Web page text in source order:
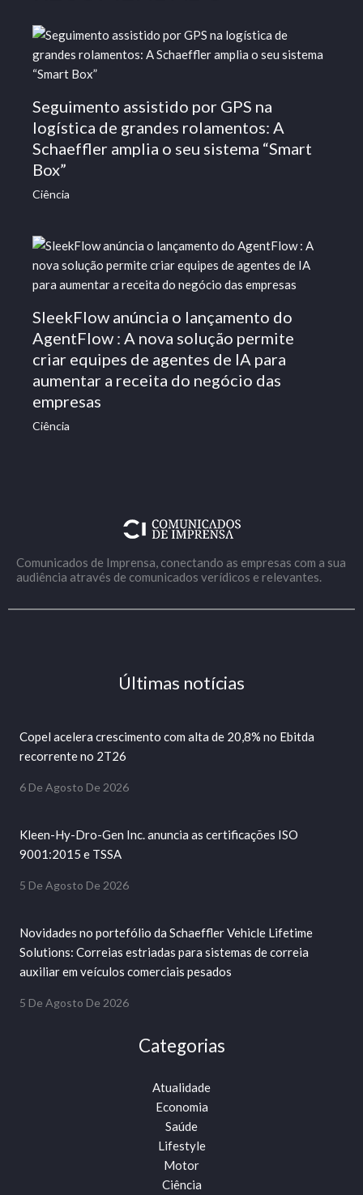
Seguimento assistido por GPS na
logística de grandes rolamentos: A
Schaeffler amplia o seu sistema “Smart
Box”
Ciência
SleekFlow anúncia o lançamento do
AgentFlow : A nova solução permite
criar equipes de agentes de IA para
aumentar a receita do negócio das
empresas
Ciência
Comunicados de Imprensa, conectando as empresas com a sua
audiência através de comunicados verídicos e relevantes.
Últimas notícias
Copel acelera crescimento com alta de 20,8% no Ebitda
recorrente no 2T26
6 De Agosto De 2026
Kleen-Hy-Dro-Gen Inc. anuncia as certificações ISO
9001:2015 e TSSA
5 De Agosto De 2026
Novidades no portefólio da Schaeffler Vehicle Lifetime
Solutions: Correias estriadas para sistemas de correia
auxiliar em veículos comerciais pesados
5 De Agosto De 2026
Categorias
Atualidade
Economia
Saúde
Lifestyle
Motor
Ciência